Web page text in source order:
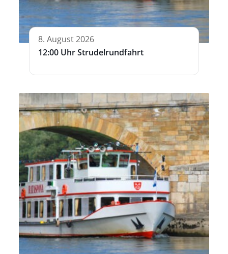
8. August 2026
12:00 Uhr Strudelrundfahrt